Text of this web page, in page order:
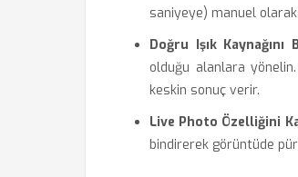
saniyeye) manuel olarak
Doğru Işık Kaynağını
olduğu alanlara
keskin sonuç verir.
Live Photo Özelliğini
bindirerek görüntüde